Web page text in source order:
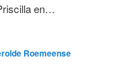
en…
Roemeense